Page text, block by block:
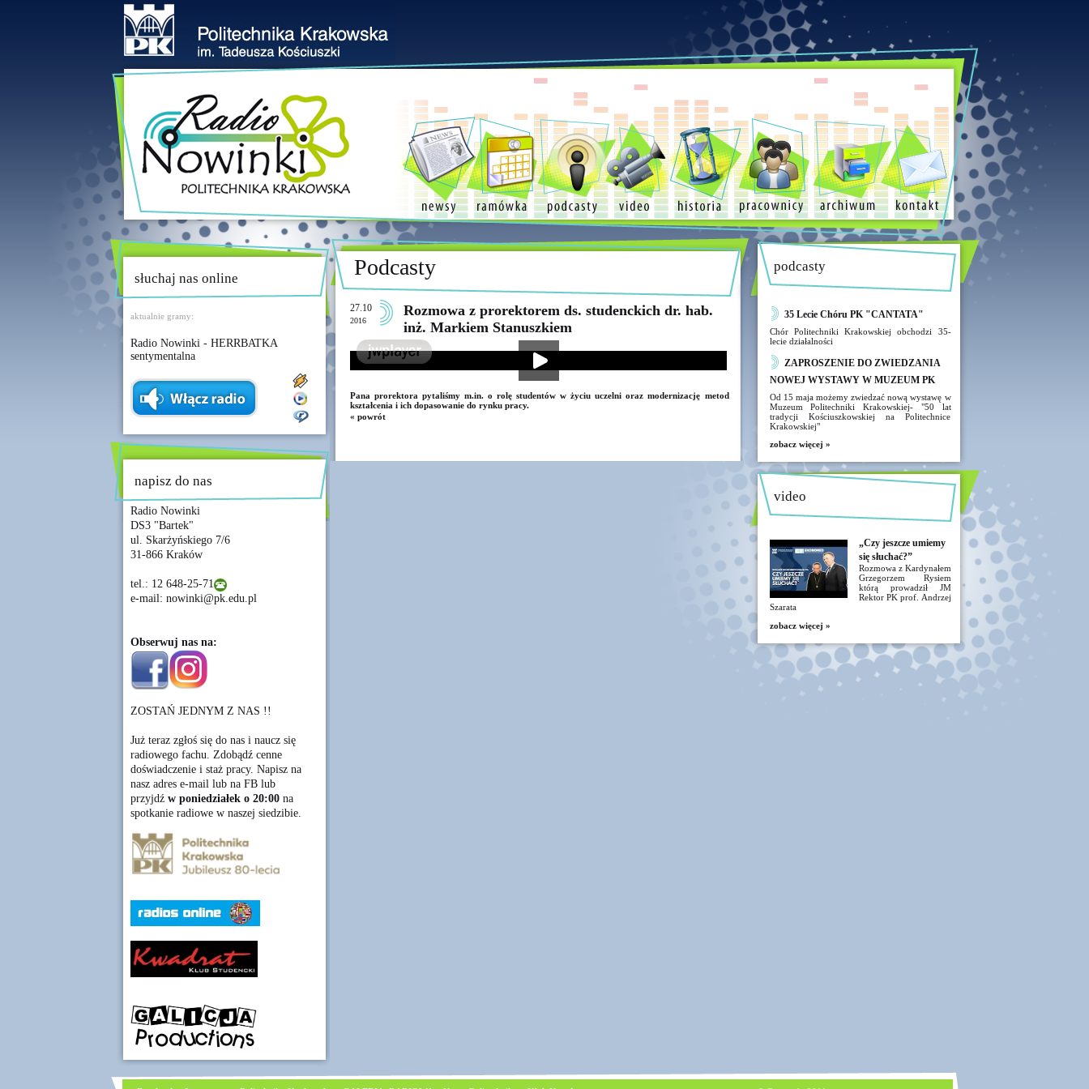
słuchaj nas online
aktualnie gramy:
Radio Nowinki - HERRBATKA
sentymentalna
napisz do nas
Radio Nowinki
DS3 "Bartek"
ul. Skarżyńskiego 7/6
31-866 Kraków
tel.: 12 648-25-71
e-mail: nowinki@pk.edu.pl
Obserwuj nas na:
ZOSTAŃ JEDNYM Z NAS !!
Już teraz zgłoś się do nas i naucz się
radiowego fachu. Zdobądź cenne
doświadczenie i staż pracy. Napisz na
nasz adres e-mail lub na FB lub
przyjdź w poniedziałek o 20:00na
spotkanie radiowe w naszej siedzibie.
Podcasty
27.10
2016
Rozmowa z prorektorem ds. studenckich dr. hab.
inż. Markiem Stanuszkiem
Pana prorektora pytaliśmy m.in. o rolę studentów w życiu uczelni oraz modernizację metod
kształcenia i ich dopasowanie do rynku pracy.
« powrót
podcasty
35 Lecie Chóru PK "CANTATA"
Chór Politechniki Krakowskiej obchodzi 35-
lecie działalności
ZAPROSZENIE DO ZWIEDZANIA
NOWEJ WYSTAWY W MUZEUM PK
Od 15 maja możemy zwiedzać nową wystawę w
Muzeum Politechniki Krakowskiej- "50 lat
tradycji Kościuszkowskiej na Politechnice
Krakowskiej"
zobacz więcej »
video
„Czy jeszcze umiemy
się słuchać?”
Rozmowa z Kardynałem
Grzegorzem Rysiem
którą prowadził JM
Rektor PK prof. Andrzej
Szarata
zobacz więcej »